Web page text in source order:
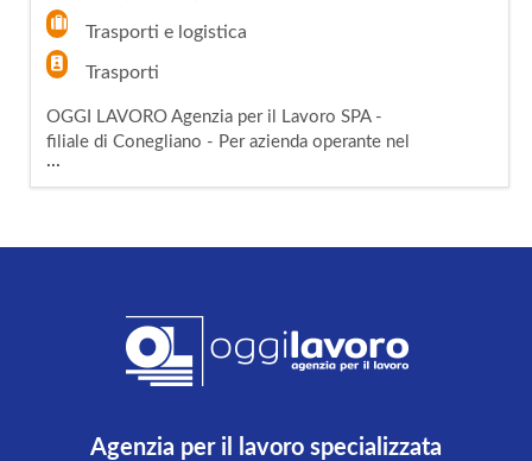
Trasporti e logistica
Trasporti
OGGI LAVORO Agenzia per il Lavoro SPA -
filiale di Conegliano - Per azienda operante nel
settore del trasporto persone, siamo alla
ricerca di un/una AUTISTA TRASPORTO
...
Agenzia per il lavoro specializzata